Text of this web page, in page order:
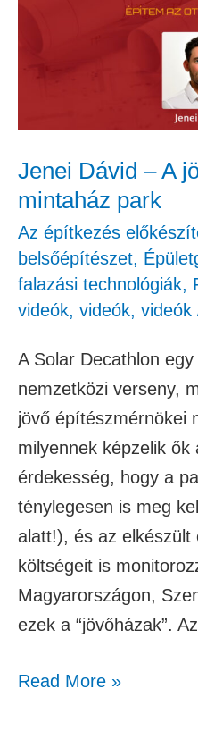
Jenei Dávid – A
mintaház park
Az építkezés
belsőépítészet,
falazási technológiák,
videók, videók, videók
A Solar Decathlon
nemzetközi verseny,
jövő építészmérnökei
milyennek képzelik ők
érdekesség, hogy a
ténylegesen is meg
alatt!), és az elkészült
költségeit is
Magyarországon,
ezek a “jövőházak”.
–
mintaház
park
Read More »